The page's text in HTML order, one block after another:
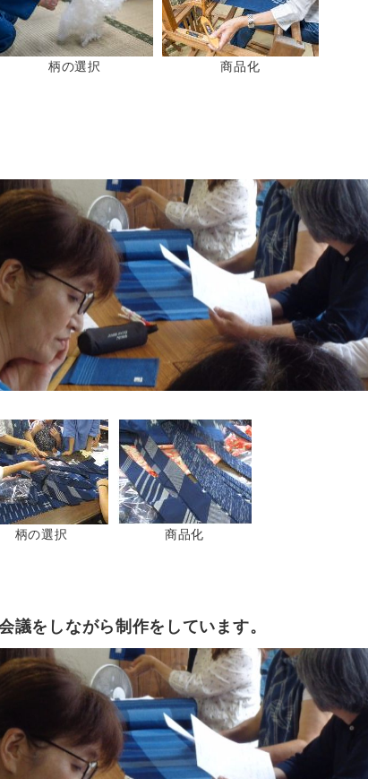
柄の選択 商品化
柄の選択 商品化
議をしながら制作をしています。